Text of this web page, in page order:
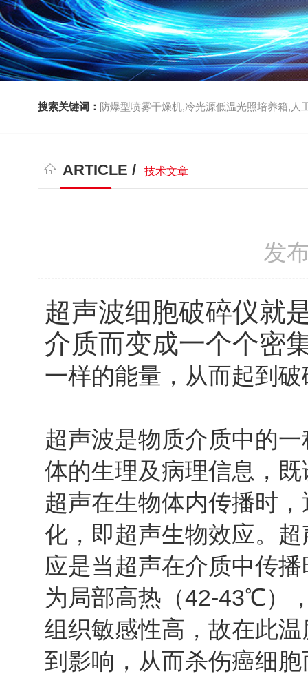
搜索关键词： 防爆型喷雾干燥机,冷光源低温光照培养箱,人
ARTICLE / 技术文章
发
超声波细胞破碎仪就
介质而变成一个个密
一样的能量，从而起到
超声波是物质介质中的
体的生理及病理信息，
超声在生物体内传播时
化，即超声生物效应。
应是当超声在介质中传
为局部高热（42-43℃）
组织敏感性高，故在此
到影响，从而杀伤癌细